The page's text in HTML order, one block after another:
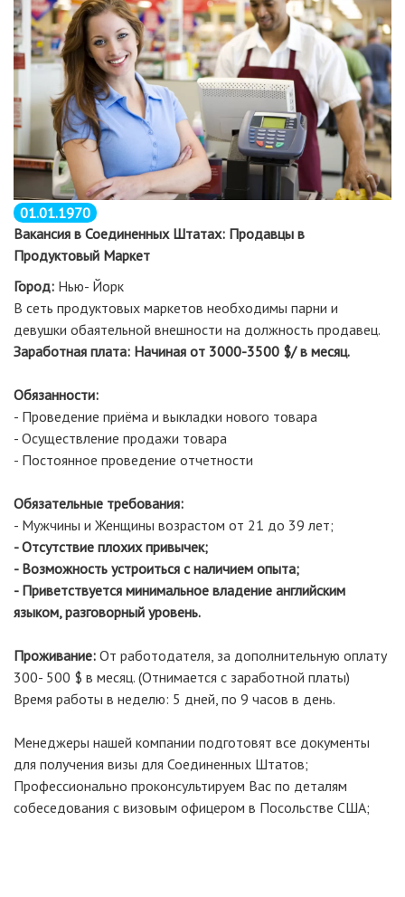
01.01.1970
Вакансия в Соединенных Штатах: Продавцы в
Продуктовый Маркет
Город: Нью- Йорк
В сеть продуктовых маркетов необходимы парни и
девушки обаятельной внешности на должность продавец.
Заработная плата: Начиная от 3000-3500 $/ в месяц.
Обязанности:
- Проведение приёма и выкладки нового товара
- Осуществление продажи товара
- Постоянное проведение отчетности
Обязательные требования:
- Мужчины и Женщины возрастом от 21 до 39 лет;
- Отсутствие плохих привычек;
- Возможность устроиться с наличием опыта;
- Приветствуется минимальное владение английским
языком, разговорный уровень.
Проживание: От работодателя, за дополнительную оплату
300- 500 $ в месяц. (Отнимается с заработной платы)
Время работы в неделю: 5 дней, по 9 часов в день.
Менеджеры нашей компании подготовят все документы
для получения визы для Соединенных Штатов;
Профессионально проконсультируем Вас по деталям
собеседования с визовым офицером в Посольстве США;